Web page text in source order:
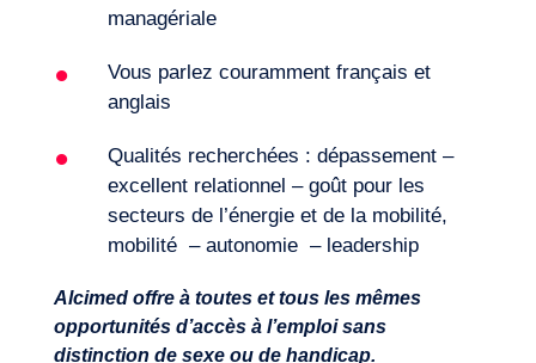
managériale
Vous parlez couramment français et
anglais
Qualités recherchées : dépassement –
excellent relationnel – goût pour les
secteurs de l’énergie et de la mobilité,
mobilité – autonomie – leadership
Alcimed offre à toutes et tous les mêmes
opportunités d’accès à l’emploi sans
distinction de sexe ou de handicap.